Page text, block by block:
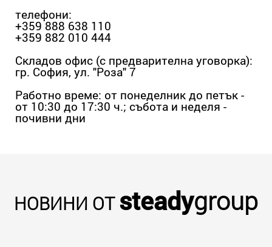
телефони:
+359 888 638 110
+359 882 010 444
Складов офис (с предварителна уговорка):
гр. София, ул. "Роза" 7
Работно време: от понеделник до петък -
от 10:30 до 17:30 ч.; събота и неделя -
почивни дни
НОВИНИ ОТsteadygroup